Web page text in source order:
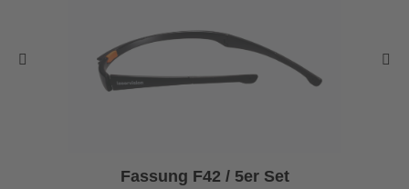
Fassung F42 / 5er Set